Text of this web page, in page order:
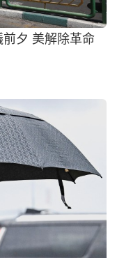
夕 美解除革命